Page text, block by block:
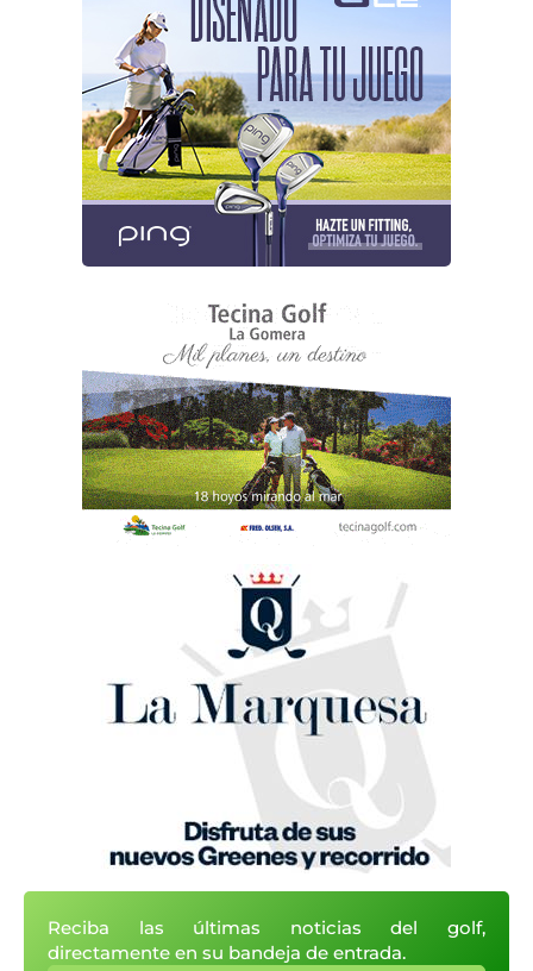
Reciba las últimas noticias del golf,
directamente en su bandeja de entrada.